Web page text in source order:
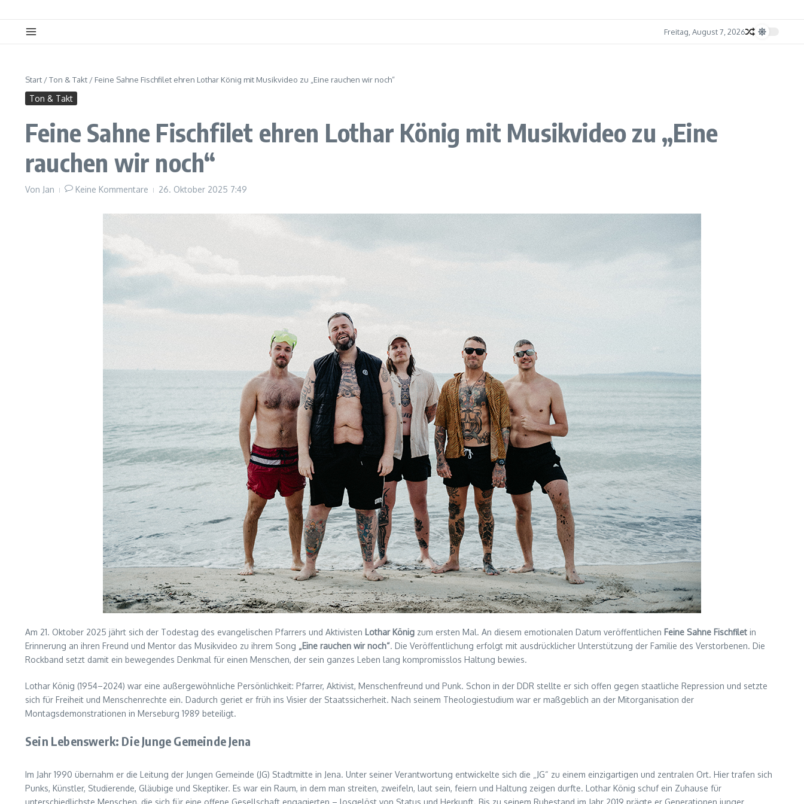
Freitag, August 7, 2026
Start /Ton & Takt / Feine Sahne Fischfilet ehren Lothar König mit Musikvideo zu „Eine rauchen wir noch“
Ton & Takt
Feine Sahne Fischfilet ehren Lothar König mit Musikvideo zu „Eine
rauchen wir noch“
Von Jan Keine Kommentare 26. Oktober 2025 7:49
Am 21. Oktober 2025 jährt sich der Todestag des evangelischen Pfarrers und Aktivisten Lothar König zum ersten Mal. An diesem emotionalen Datum veröffentlichen Feine Sahne Fischfilet in
Erinnerung an ihren Freund und Mentor das Musikvideo zu ihrem Song „Eine rauchen wir noch“. Die Veröffentlichung erfolgt mit ausdrücklicher Unterstützung der Familie des Verstorbenen. Die
Rockband setzt damit ein bewegendes Denkmal für einen Menschen, der sein ganzes Leben lang kompromisslos Haltung bewies.
Lothar König (1954–2024) war eine außergewöhnliche Persönlichkeit: Pfarrer, Aktivist, Menschenfreund und Punk. Schon in der DDR stellte er sich offen gegen staatliche Repression und setzte
sich für Freiheit und Menschenrechte ein. Dadurch geriet er früh ins Visier der Staatssicherheit. Nach seinem Theologiestudium war er maßgeblich an der Mitorganisation der
Montagsdemonstrationen in Merseburg 1989 beteiligt.
Sein Lebenswerk: Die Junge Gemeinde Jena
Im Jahr 1990 übernahm er die Leitung der Jungen Gemeinde (JG) Stadtmitte in Jena. Unter seiner Verantwortung entwickelte sich die „JG“ zu einem einzigartigen und zentralen Ort. Hier trafen sich
Punks, Künstler, Studierende, Gläubige und Skeptiker. Es war ein Raum, in dem man streiten, zweifeln, laut sein, feiern und Haltung zeigen durfte. Lothar König schuf ein Zuhause für
unterschiedlichste Menschen, die sich für eine offene Gesellschaft engagierten – losgelöst von Status und Herkunft. Bis zu seinem Ruhestand im Jahr 2019 prägte er Generationen junger